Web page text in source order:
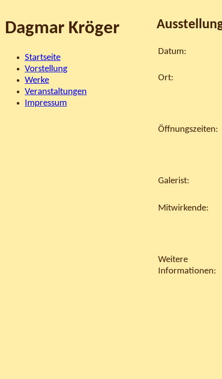
Dagmar Kröger
Startseite
Vorstellung
Werke
Veranstaltungen
Impressum
Datum:
Ort:
Öffnungszeiten:
Galerist:
Mitwirkende:
Weitere
Informationen: